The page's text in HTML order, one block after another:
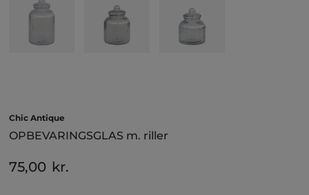
Chic Antique
OPBEVARINGSGLAS m. riller
75,00 kr.